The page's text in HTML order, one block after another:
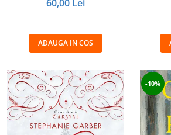
60,00 Lei
ADAUGA IN COS
-10%